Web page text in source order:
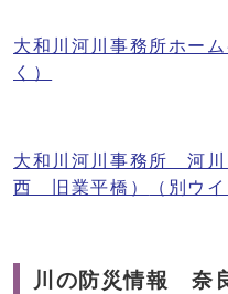
大和川河川事務所ホー
く）
大和川河川事務所 河
西 旧業平橋）
（別ウ
川の防災情報 奈